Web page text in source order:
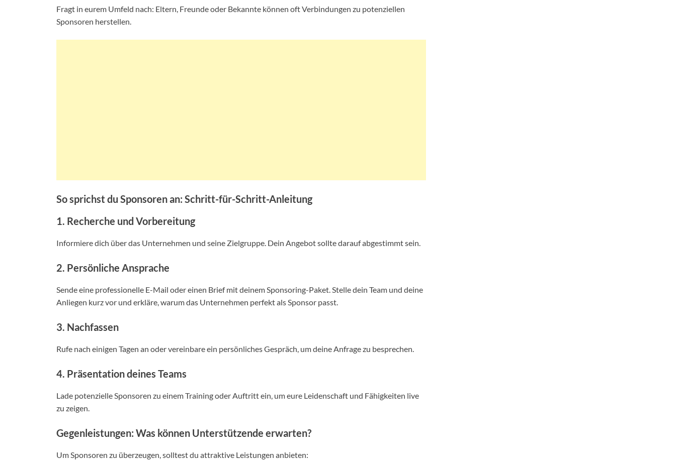
Fragt in eurem Umfeld nach: Eltern, Freunde oder Bekannte können oft Verbindungen zu potenziellen
Sponsoren herstellen.
So sprichst du Sponsoren an: Schritt-für-Schritt-Anleitung
1. Recherche und Vorbereitung
Informiere dich über das Unternehmen und seine Zielgruppe. Dein Angebot sollte darauf abgestimmt sein.
2. Persönliche Ansprache
Sende eine professionelle E-Mail oder einen Brief mit deinem Sponsoring-Paket. Stelle dein Team und deine
Anliegen kurz vor und erkläre, warum das Unternehmen perfekt als Sponsor passt.
3. Nachfassen
Rufe nach einigen Tagen an oder vereinbare ein persönliches Gespräch, um deine Anfrage zu besprechen.
4. Präsentation deines Teams
Lade potenzielle Sponsoren zu einem Training oder Auftritt ein, um eure Leidenschaft und Fähigkeiten live
zu zeigen.
Gegenleistungen: Was können Unterstützende erwarten?
Um Sponsoren zu überzeugen, solltest du attraktive Leistungen anbieten: